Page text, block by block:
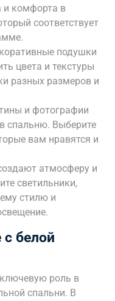
и комфорта в
соответствует
подушки
цвета и текстуры
разных размеров и
и фотографии
спальню. Выберите
вам нравятся и
атмосферу и
светильники,
стилю и
белой
роль в
спальни. В